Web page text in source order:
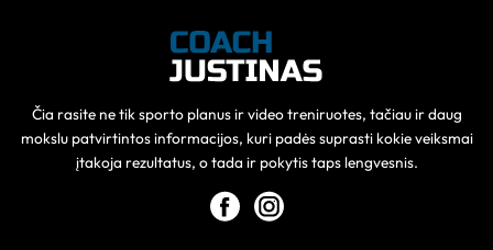
Čia rasite ne tik sporto planus ir video treniruotes, tačiau ir daug
mokslu patvirtintos informacijos, kuri padės suprasti kokie veiksmai
įtakoja rezultatus, o tada ir pokytis taps lengvesnis.